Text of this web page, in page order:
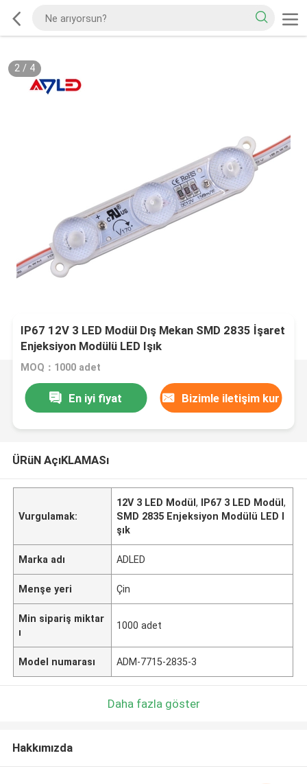
2/ 4
IP67 12V 3 LED Modül Dış Mekan SMD 2835 İşaret
Enjeksiyon Modülü LED Işık
MOQ：1000 adet
En iyi fiyat Bizimle iletişim kur
ÜRüN AçıKLAMASı
Vurgulamak:
12V 3 LED Modül, IP67 3 LED Modül,
SMD 2835 Enjeksiyon Modülü LED I
şık
Marka adı ADLED
Menşe yeri Çin
Min sipariş miktar
ı
1000 adet
Model numarası ADM-7715-2835-3
Daha fazla göster
Hakkımızda